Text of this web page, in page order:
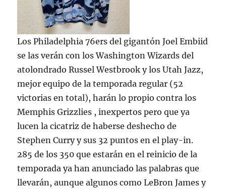
Los Philadelphia 76ers del gigantón Joel Embiid
se las verán con los Washington Wizards del
atolondrado Russel Westbrook y los Utah Jazz,
mejor equipo de la temporada regular (52
victorias en total), harán lo propio contra los
Memphis Grizzlies , inexpertos pero que ya
lucen la cicatriz de haberse deshecho de
Stephen Curry y sus 32 puntos en el play-in.
285 de los 350 que estarán en el reinicio de la
temporada ya han anunciado las palabras que
llevarán, aunque algunos como LeBron James y